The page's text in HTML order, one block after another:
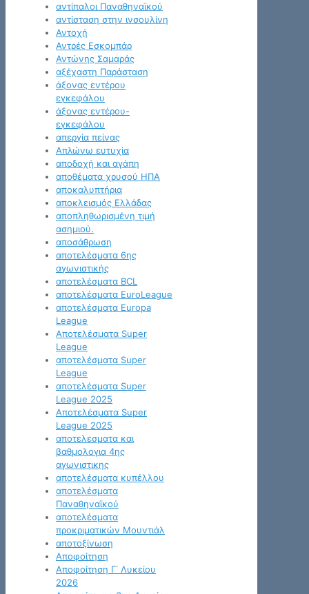
αντίπαλοι Παναθηναϊκού
αντίσταση στην ινσουλίνη
Αντοχή
Αντρές Εσκομπάρ
Αντώνης Σαμαράς
αξέχαστη Παράσταση
άξονας εντέρου
εγκεφάλου
άξονας εντέρου-
εγκεφάλου
απεργία πείνας
Απλώνω ευτυχία
αποδοχή και αγάπη
αποθέματα χρυσού ΗΠΑ
αποκαλυπτήρια
αποκλεισμός Ελλάδας
αποπληθωρισμένη τιμή
ασημιού.
αποσάθρωση
αποτελέσματα 6ης
αγωνιστικής
αποτελέσματα BCL
αποτελέσματα EuroLeague
αποτελέσματα Europa
League
Αποτελέσματα Super
League
αποτελέσματα Super
League
αποτελέσματα Super
League 2025
Αποτελέσματα Super
League 2025
αποτελεσματα και
βαθμολογια 4ης
αγωνιστικης
αποτελέσματα κυπέλλου
αποτελέσματα
Παναθηναϊκού
αποτελέσματα
προκριματικών Μουντιάλ
αποτοξίνωση
Αποφοίτηση
Αποφοίτηση Γ΄ Λυκείου
2026